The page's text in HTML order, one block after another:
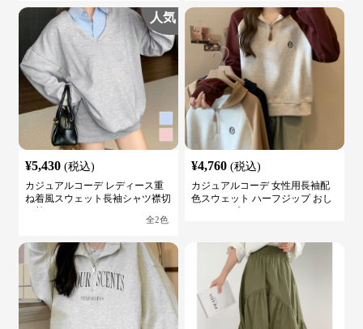
人気
¥5,430 (税込)
カジュアルコーデ レディース重
ね着風スウェット長袖シャツ襟切
全2色
¥4,760 (税込)
カジュアルコーデ 女性用長袖配
色スウェット ハーフジップ おし